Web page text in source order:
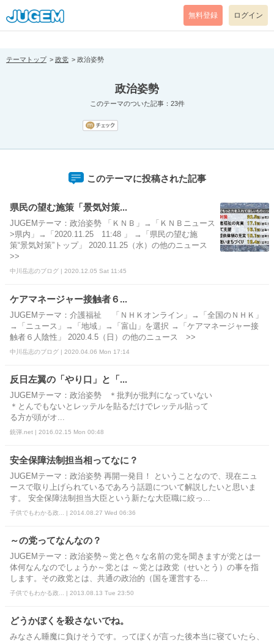
[pear_error: message="Success" code=0 mode=return level=notice
prefix="" info=""]
無料登録 ログイン
テーマトップ 政党 政治姿勢
政治姿勢
このテーマのついた記事：23件
このテーマに投稿された記事
県民の望む施策「景気対策...
JUGEMテーマ：政治姿勢 「ＫＮＢ」→「ＫＮＢニュース
>県内」→「2020.11.25 11:48 」 →「県民の望む施
策“景気対策”トップ」 2020.11.25（水）の他のニュース
>>
中川岳志のブログ | 2020.12.05 Sat 11:45
ケアマネージャー接触者６...
JUGEMテーマ：介護福祉 「ＮＨＫオンライン」→「全国のＮＨＫ」
→「ニュース」→「地域」→「富山」を選択 →「ケアマネージャー接
触者６人陰性」 2020.4.5（日）の他のニュース >>
中川岳志のブログ | 2020.04.06 Mon 17:14
反日左翼の「やり口」と「...
JUGEMテーマ：政治姿勢 ＊批判が批判になっていない
＊とんでもないとレッテルを貼るだけでレッテル貼って
る方が頭がオ...
銃弾.net | 2016.02.15 Mon 00:48
安全保障法制担当相ってなに？
JUGEMテーマ：政治姿勢 再開一発目！ ということなので、現在ニュ
ースで取り上げられているであろう話題について解説したいと思いま
す。 安全保障法制担当大臣という新たな大臣職に絞っ...
子供でもわかる政... | 2014.08.27 Wed 06:36
～の党ってなんなの？
JUGEMテーマ：政治姿勢～党と色々な名前の党を聞きますが党とは一
体何なんなのでしょうか～党とは ～党とは政党（せいとう）の事を指
します。その政党とは、共通の政治的（国を運営する...
子供でもわかる政... | 2013.08.13 Tue 23:50
どうかぼくを殺さないでね。
みなさん睡魔に負けそうです。ってぼくが言った後本当に寝ていたら、